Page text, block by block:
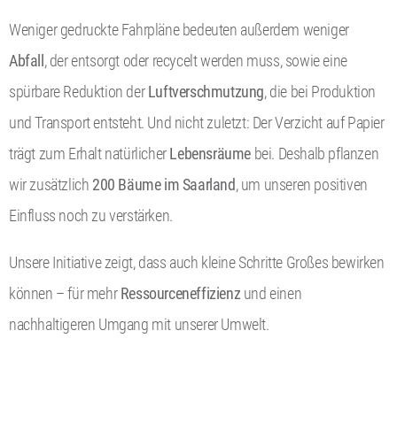
Weniger gedruckte Fahrpläne bedeuten außerdem weniger
Abfall, der entsorgt oder recycelt werden muss, sowie eine
spürbare Reduktion derLuftverschmutzung, die bei Produktion
und Transport entsteht. Und nicht zuletzt: Der Verzicht auf Papier
trägt zum Erhalt natürlicherLebensräume bei. Deshalb pflanzen
wir zusätzlich 200 Bäume im Saarland, um unseren positiven
Einfluss noch zu verstärken.
Unsere Initiative zeigt, dass auch kleine Schritte Großes bewirken
können – für mehrRessourceneffizienz und einen
nachhaltigeren Umgang mit unserer Umwelt.